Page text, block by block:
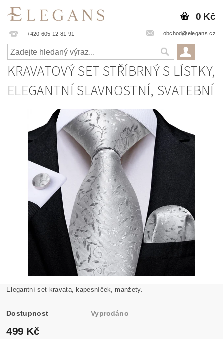
+420 605 12 81 91 obchod@elegans.cz
0 Kč
KRAVATOVÝ SET STŘÍBRNÝ S LÍSTKY,
ELEGANTNÍ SLAVNOSTNÍ, SVATEBNÍ
Elegantní set kravata, kapesníček, manžety.
Dostupnost Vyprodáno
499 Kč